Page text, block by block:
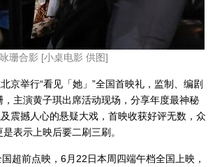
珊合影 [小桌电影 供图]
京举行“看见「她」”全国首映礼，监制、编剧
主演黄子琪出席活动现场，分享年度最神秘
震撼人心的悬疑大戏，首映收获好评无数，众
表示上映后要二刷三刷。
超前点映，6月22日本周四端午档全国上映，